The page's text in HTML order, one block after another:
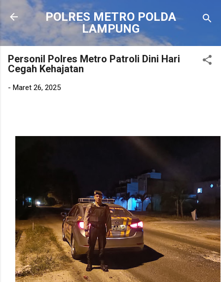
Langsung ke konten utama
POLRES METRO POLDA
LAMPUNG
Personil Polres Metro Patroli Dini Hari
Cegah Kehajatan
- Maret 26, 2025